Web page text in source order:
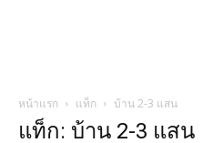
หน้าแรก แท็ก บ้าน 2-3 แสน
แท็ก: บ้าน 2-3 แสน